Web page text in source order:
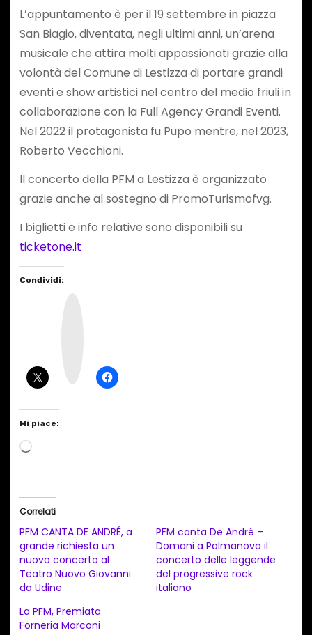
L’appuntamento è per il 19 settembre in piazza
San Biagio, diventata, negli ultimi anni, un’arena
musicale che attira molti appassionati grazie alla
volontà del Comune di Lestizza di portare grandi
eventi e show artistici nel centro del medio friuli in
collaborazione con la Full Agency Grandi Eventi.
Nel 2022 il protagonista fu Pupo mentre, nel 2023,
Roberto Vecchioni.
Il concerto della PFM a Lestizza è organizzato
grazie anche al sostegno di PromoTurismofvg.
I biglietti e info relative sono disponibili su
ticketone.it
Condividi:
Mi piace:
C
a
m
e
t
Correlati
PFM CANTA DE ANDRÉ, a
grande richiesta un
nuovo concerto al
Teatro Nuovo Giovanni
da Udine
PFM canta De André –
Domani a Palmanova il
concerto delle leggende
del progressive rock
italiano
La PFM, Premiata
Forneria Marconi